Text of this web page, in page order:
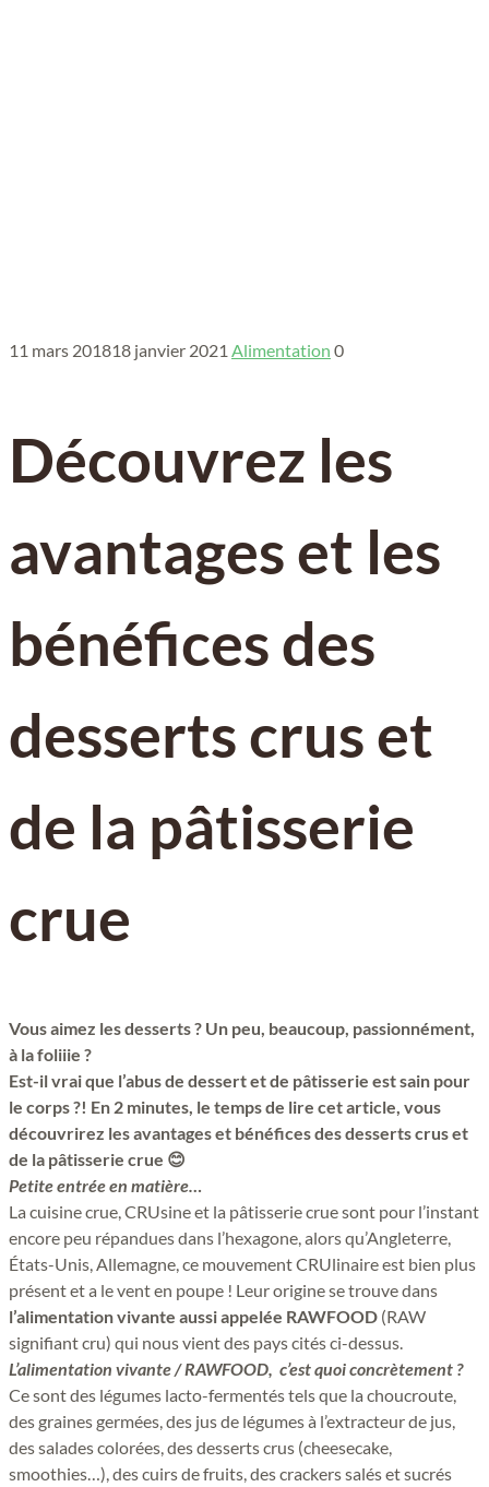
11 mars 201818 janvier 2021 Alimentation 0
Découvrez les
avantages et les
bénéfices des
desserts crus et
de la pâtisserie
crue
Vous aimez les desserts ? Un peu, beaucoup, passionnément,
à la foliiie ?
Est-il vrai que l’abus de dessert et de pâtisserie est sain pour
le corps ?! En 2 minutes, le temps de lire cet article, vous
découvrirez les avantages et bénéfices des desserts crus et
de la pâtisserie crue 😊
Petite entrée en matière…
La cuisine crue, CRUsine et la pâtisserie crue sont pour l’instant
encore peu répandues dans l’hexagone, alors qu’Angleterre,
États-Unis, Allemagne, ce mouvement CRUlinaire est bien plus
présent et a le vent en poupe ! Leur origine se trouve dans
l’alimentation vivante aussi appelée RAWFOOD (RAW
signifiant cru) qui nous vient des pays cités ci-dessus.
L’alimentation vivante / RAWFOOD, c’est quoi concrètement ?
Ce sont des légumes lacto-fermentés tels que la choucroute,
des graines germées, des jus de légumes à l’extracteur de jus,
des salades colorées, des desserts crus (cheesecake,
smoothies…), des cuirs de fruits, des crackers salés et sucrés